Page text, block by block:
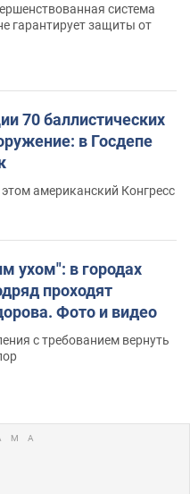
система
гарантирует защиты от
70 баллистических
в Госдепе
американский Конгресс
ухом": в городах
проходят
Фото и видео
с требованием вернуть